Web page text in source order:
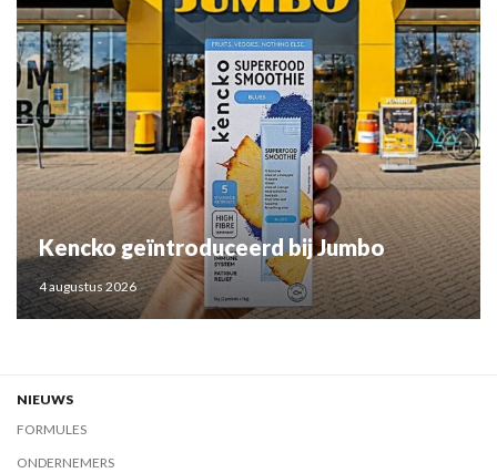
Kencko geïntroduceerd bij Jumbo
4 augustus 2026
NIEUWS
FORMULES
ONDERNEMERS